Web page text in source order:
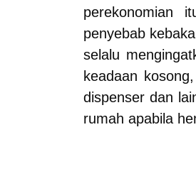
perekonomian
penyebab
selalu
keadaan
dispenser dan
rumah apabila